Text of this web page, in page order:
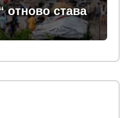
отново става